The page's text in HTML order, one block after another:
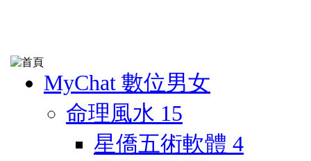
MyChat 數位男女
命理風水 15
星僑五術軟體 4